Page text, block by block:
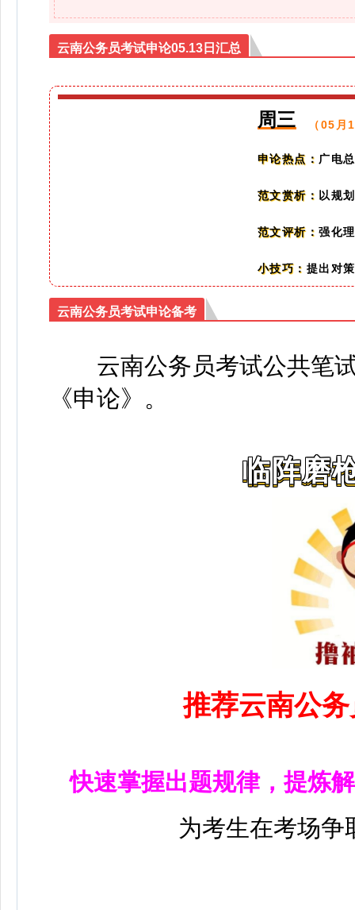
云南公务员考试申论05.13日汇总
周三 （05月
申论热点： 广电
范文赏析： 以规
范文评析：强化
小技巧： 提出对
云南公务员考试申论备考
云南公务员考试公共笔
《申论》 。
临阵磨
推荐云南公
快速掌握出题规律，提炼
为考生在考场争